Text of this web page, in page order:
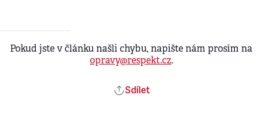
Pokud jste v článku našli chybu, napište nám prosím na
opravy@respekt.cz.
Sdílet